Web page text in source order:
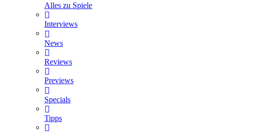
Alles zu Spiele
Interviews
News
Reviews
Previews
Specials
Tipps